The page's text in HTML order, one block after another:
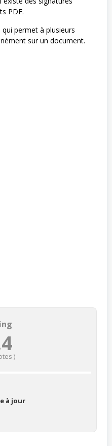
PDF.
permet à plusieurs
sur un document.
)
à jour